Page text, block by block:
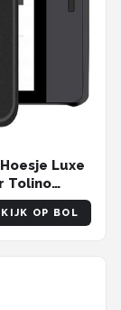
Luxe
Tolino
OP BOL